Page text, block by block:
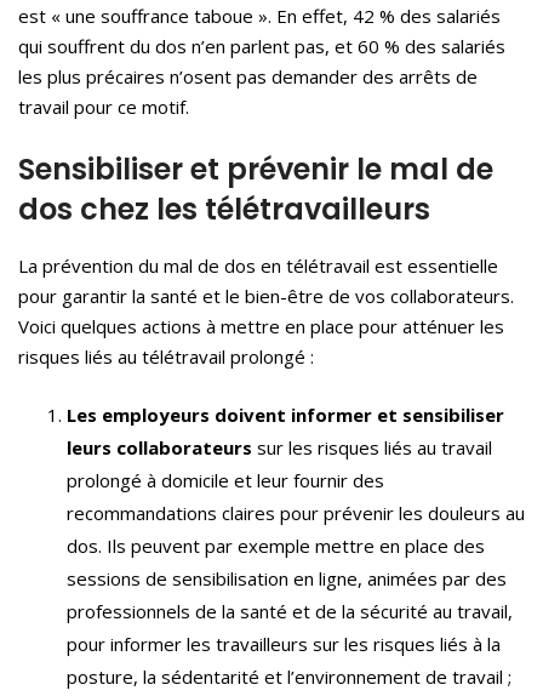
est « une souffrance taboue ». En effet, 42 % des salariés
qui souffrent du dos n’en parlent pas, et 60 % des salariés
les plus précaires n’osent pas demander des arrêts de
travail pour ce motif.
Sensibiliser et prévenir le mal de
dos chez les télétravailleurs
La prévention du mal de dos en télétravail est essentielle
pour garantir la santé et le bien-être de vos collaborateurs.
Voici quelques actions à mettre en place pour atténuer les
risques liés au télétravail prolongé :
Les employeurs doivent informer et sensibiliser
leurs collaborateurs sur les risques liés au travail
prolongé à domicile et leur fournir des
recommandations claires pour prévenir les douleurs au
dos. Ils peuvent par exemple mettre en place des
sessions de sensibilisation en ligne, animées par des
professionnels de la santé et de la sécurité au travail,
pour informer les travailleurs sur les risques liés à la
posture, la sédentarité et l’environnement de travail ;